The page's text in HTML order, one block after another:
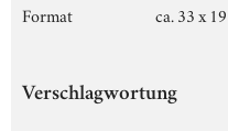
Format
ca. 33 x 19
Verschlagwortung